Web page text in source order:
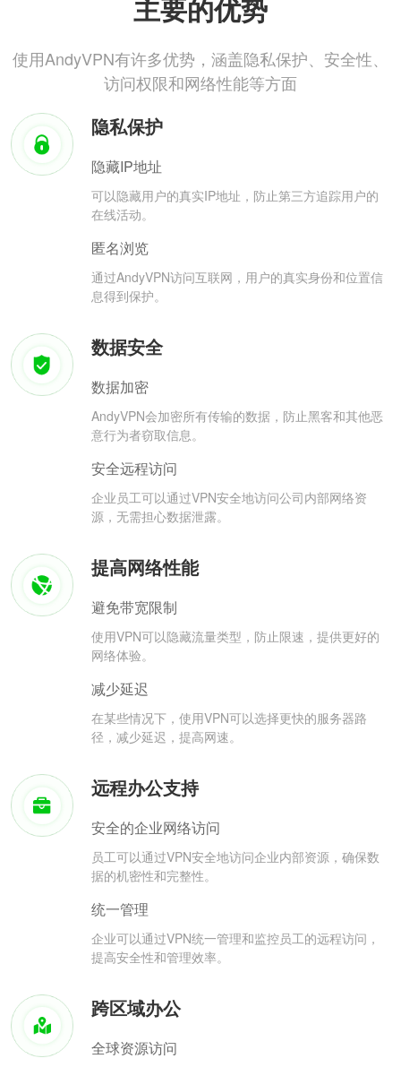
主要的优势
使用AndyVPN有许多优势，涵盖隐私保护、安全性、
访问权限和网络性能等方面
隐私保护
隐藏IP地址
可以隐藏用户的真实IP地址，防止第三方追踪用户的
在线活动。
匿名浏览
通过AndyVPN访问互联网，用户的真实身份和位置信
息得到保护。
数据安全
数据加密
AndyVPN会加密所有传输的数据，防止黑客和其他恶
意行为者窃取信息。
安全远程访问
企业员工可以通过VPN安全地访问公司内部网络资
源，无需担心数据泄露。
提高网络性能
避免带宽限制
使用VPN可以隐藏流量类型，防止限速，提供更好的
网络体验。
减少延迟
在某些情况下，使用VPN可以选择更快的服务器路
径，减少延迟，提高网速。
远程办公支持
安全的企业网络访问
员工可以通过VPN安全地访问企业内部资源，确保数
据的机密性和完整性。
统一管理
企业可以通过VPN统一管理和监控员工的远程访问，
提高安全性和管理效率。
跨区域办公
全球资源访问